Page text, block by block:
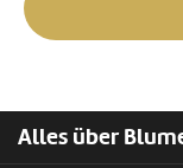
Alles über